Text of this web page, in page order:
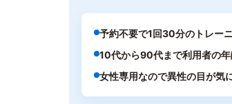
予約不要で1回30分のトレー
10代から90代まで利用者の
女性専用なので異性の目が気